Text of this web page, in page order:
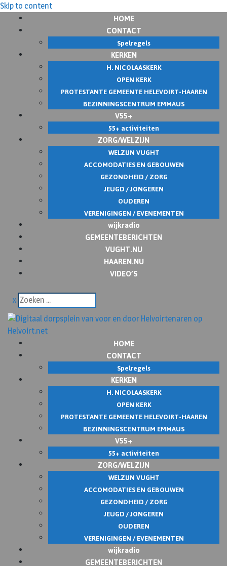
Skip to content
HOME
CONTACT
Spelregels
KERKEN
H. NICOLAASKERK
OPEN KERK
PROTESTANTE GEMEENTE HELEVOIRT-HAAREN
BEZINNINGSCENTRUM EMMAUS
V55+
55+ activiteiten
ZORG/WELZIJN
WELZIJN VUGHT
ACCOMODATIES EN GEBOUWEN
GEZONDHEID / ZORG
JEUGD / JONGEREN
OUDEREN
VERENIGINGEN / EVENEMENTEN
wijkradio
GEMEENTEBERICHTEN
VUGHT.NU
HAAREN.NU
VIDEO’S
x
HOME
CONTACT
Spelregels
KERKEN
H. NICOLAASKERK
OPEN KERK
PROTESTANTE GEMEENTE HELEVOIRT-HAAREN
BEZINNINGSCENTRUM EMMAUS
V55+
55+ activiteiten
ZORG/WELZIJN
WELZIJN VUGHT
ACCOMODATIES EN GEBOUWEN
GEZONDHEID / ZORG
JEUGD / JONGEREN
OUDEREN
VERENIGINGEN / EVENEMENTEN
wijkradio
GEMEENTEBERICHTEN